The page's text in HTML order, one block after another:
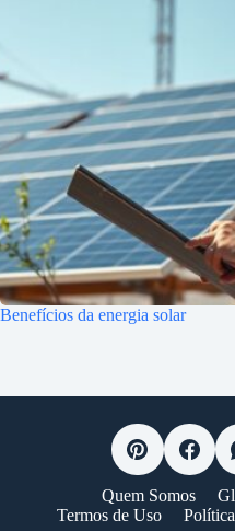
Benefícios da energia solar
Quem Somos
Termos de Uso